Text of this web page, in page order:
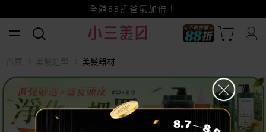
賺美幣~換好禮~立即換GO~
小三美日x全支付~美幣+全點折上折超划算
全館88折爸氣加倍！
首頁 美髮造型 美髮器材